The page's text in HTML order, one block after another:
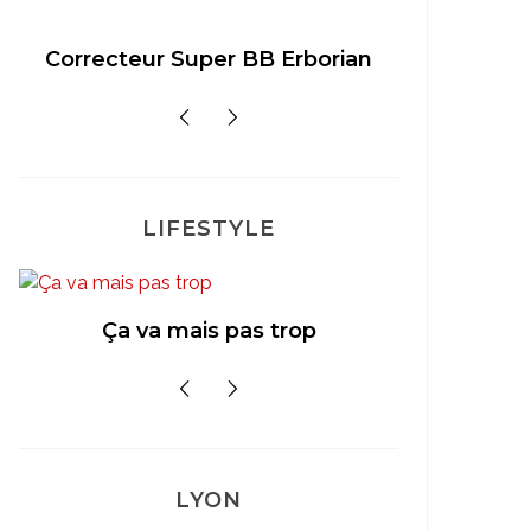
Correcteur Super BB Erborian
LIFESTYLE
Ça va mais pas trop
LYON